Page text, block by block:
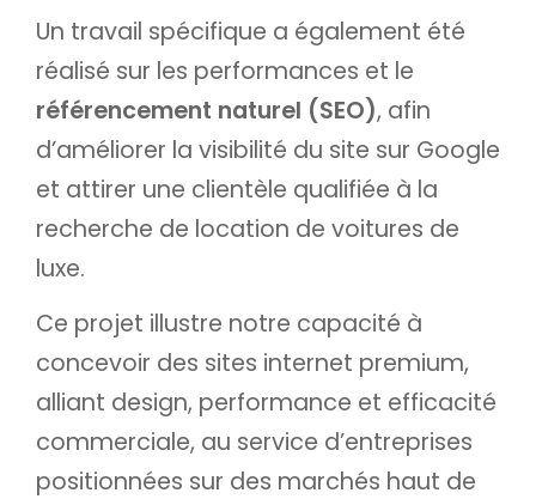
Un travail spécifique a également été
réalisé sur les performances et le
référencement naturel (SEO), afin
d’améliorer la visibilité du site sur Google
et attirer une clientèle qualifiée à la
recherche de location de voitures de
luxe.
Ce projet illustre notre capacité à
concevoir des sites internet premium,
alliant design, performance et efficacité
commerciale, au service d’entreprises
positionnées sur des marchés haut de